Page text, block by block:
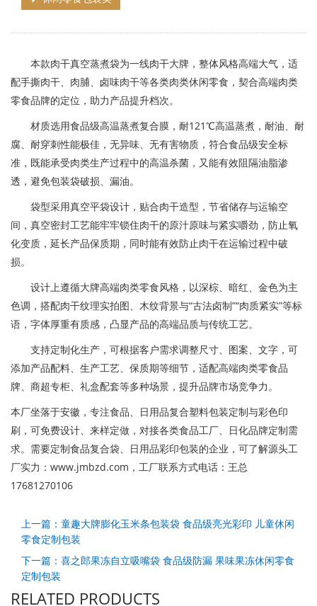
本款肉干真空蒸煮袋为一线肉干大牌，整体风格高端大气，适
配手撕肉干、肉脯、卤味肉干等各类肉类休闲零食，契合高端肉类
零食品牌的定位，助力产品提升档次。
材质选用食品级高温蒸煮复合膜，耐121℃高温蒸煮，耐油、耐
腐、耐穿刺性能极佳，无异味、无有害物质，符合食品级安全标
准，既能承受肉类生产过程中的高温杀菌，又能有效阻隔油脂渗
透，避免包装袋破损、漏油。
袋型采用真空平袋设计，贴合肉干造型，节省储存与运输空
间，真空密封工艺能牢牢锁住肉干的原汁原味与紧实嚼劲，防止氧
化变质，延长产品保质期，同时能有效防止肉干在运输过程中破
损。
设计上遵循大牌高端肉类零食风格，以深棕、暗红、金色为主
色调，搭配肉干纹理实拍图、木纹背景与“古法卤制”“肉质紧实”等标
语，字体厚重有质感，凸显产品的高端品质与传统工艺。
支持定制化生产，可根据客户需求调整尺寸、图案、文字，可
添加产品配料、生产工艺、保质期等细节，适配高端肉类零食品
牌、商超专柜、礼盒配套等多种场景，提升品牌市场竞争力。
本厂坐落于安徽，专注食品、日用品复合塑料包装定制与彩色印
刷，可免费设计、来样定做，对接各类食品工厂、日化品牌定制需
求。需要定制食品复合袋、日用品彩印包装的企业，可了解源头工
厂实力：www.jmbzd.com，工厂联系方式电话：王总
17681270106
上一篇：童趣大牌膨化玉米条包装袋 食品级亮光彩印 儿童休闲
零食定制包装
下一篇：喜之郎果冻自立吸嘴袋 食品级防漏 果味果冻休闲零食
定制包装
RELATED PRODUCTS